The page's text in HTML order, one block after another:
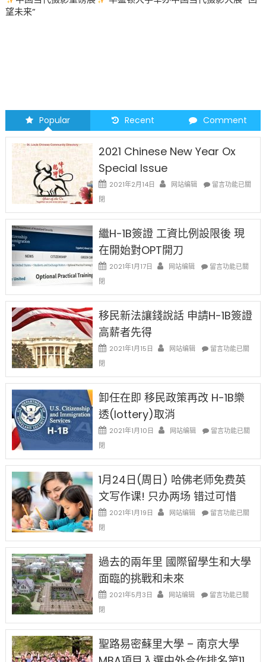
望未来”
Popular Recent Comment
2021 Chinese New Year Ox
Special Issue
2021年2月14日 网站编辑
在
New
Year
Ox
Issue〉
中
留言功能已關
閉
繼H-1B簽證 工資比例設限後 現
在開始對OPT開刀
2021年1月17日 网站编辑
在
1B
證
資
比
設
後
開
OPT
開
刀〉
中
留言功能已關
閉
移民新法讓錢說話 申請H-1B簽證
高薪者先得
2021年1月15日 网站编辑
在
新
讓
說
話
請
1B
簽
證
高
先
得〉
留言功能已關
閉
卸任在即 移民政策再改 H-1B樂
透(lottery)取消
2021年1月10日 网站编辑
在
在
即
移
民
政
策
改
1B
(lottery)
中
留言功能已關
閉
1月24日(周日) 哈佛老师免费英
文写作课! 只办两场 错过可惜
2021年1月19日 网站编辑
在
24
日
(周
哈
佛
师
费
英
留言功能已關
閉
過去的兩年里 國際留學生和大學
面臨的挑戰和未來
2021年5月3日 网站编辑
在
的
兩
年
里
留言功能已關
閉
聖路易密蘇里大學 – 南京大學